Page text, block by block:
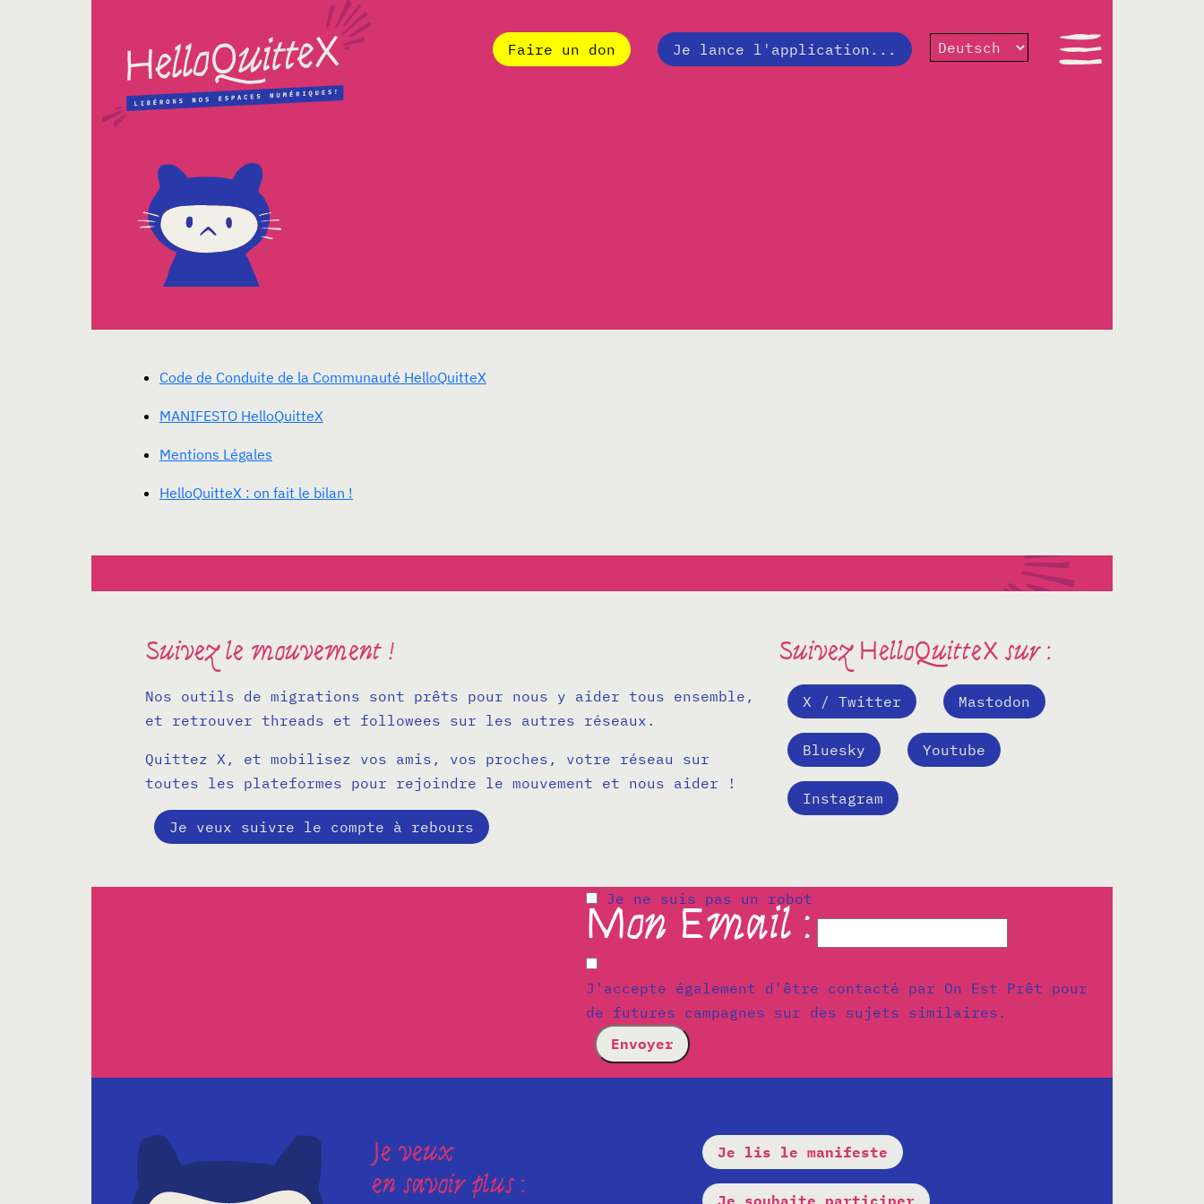
Faire un don Je lance l'application...
Code de Conduite de la Communauté HelloQuitteX
MANIFESTO HelloQuitteX
Mentions Légales
HelloQuitteX : on fait le bilan !
Suivez le mouvement !
Nos outils de migrations sont prêts pour nous y aider tous ensemble,
et retrouver threads et followees sur les autres réseaux.
Quittez X, et mobilisez vos amis, vos proches, votre réseau sur
toutes les plateformes pour rejoindre le mouvement et nous aider !
Je veux suivre le compte à rebours
Suivez HelloQuitteX sur :
X / Twitter Mastodon
Bluesky Youtube
Instagram
Je ne suis pas un robot
Mon Email :
J'accepte également d'être contacté par On Est Prêt pour
de futures campagnes sur des sujets similaires.
Je veux
en savoir plus :
Je lis le manifeste